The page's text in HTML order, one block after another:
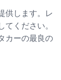
供します。レ
ください。
カーの最良の